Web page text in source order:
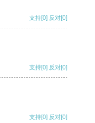
支持[0] 反对[0]
支持[0] 反对[0]
支持[0] 反对[0]